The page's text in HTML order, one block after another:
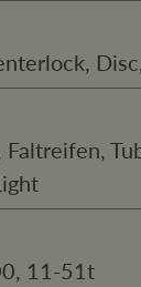
Faltreifen,
11-51t